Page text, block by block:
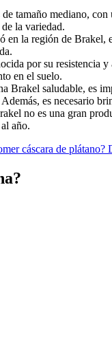
tamaño mediano,
la variedad.
en la región de
por su resistencia
en el suelo.
Brakel saludable, es
es necesario
no es una gran
año.
cáscara de plátano?